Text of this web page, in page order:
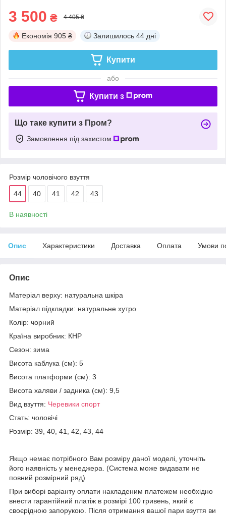
3 500 ₴ 4 405 ₴
Економія 905 ₴ Залишилось 44 дні
Купити
або
Купити з
Що таке купити з Пром?
Замовлення під захистом
Розмір чоловічого взуття
44 40 41 42 43
В наявності
Опис Характеристики Доставка Оплата Умови
Опис
Матеріал верху: натуральна шкіра
Матеріал підкладки: натуральне хутро
Колір: чорний
Країна виробник: КНР
Сезон: зима
Висота каблука (см): 5
Висота платформи (см): 3
Висота халяви / задника (см): 9,5
Вид взуття: Черевики спорт
Стать: чоловічі
Розмір: 39, 40, 41, 42, 43, 44
Якщо немає потрібного Вам розміру даної моделі, уточніть
його наявність у менеджера. (Система може видавати не
повний розмірний ряд)
При виборі варіанту оплати накладеним платежем необхідно
внести гарантійний платіж в розмірі 100 гривень, який є
своєрідною запорукою. Після отримання вашої пари взуття ви